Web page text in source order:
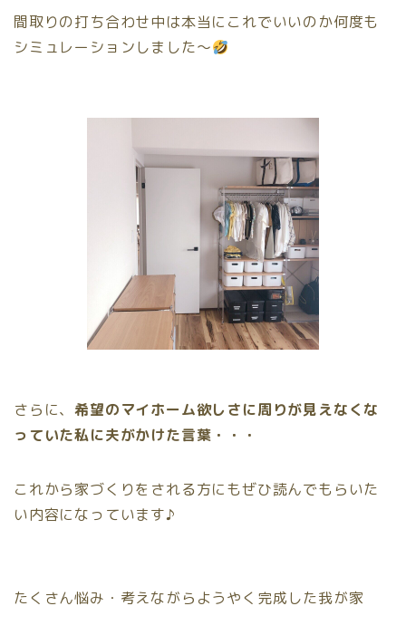
間取りの打ち合わせ中は本当にこれでいいのか何度も
シミュレーションしました〜
さらに、希望のマイホーム欲しさに周りが見えなくな
っていた私に夫がかけた言葉・・・
これから家づくりをされる方にもぜひ読んでもらいた
い内容になっています♪
たくさん悩み・考えながらようやく完成した我が家